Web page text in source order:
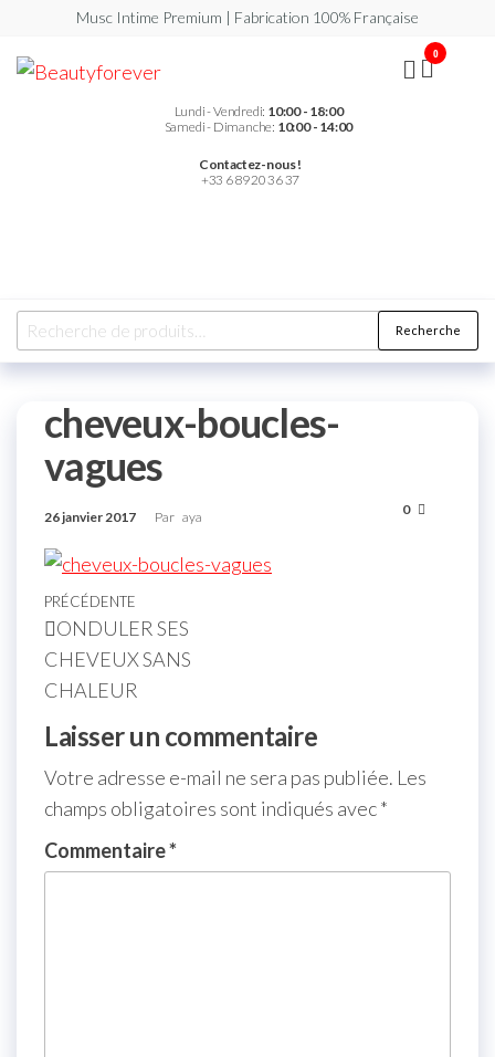
Musc Intime Premium | Fabrication 100% Française
Premium
Lundi - Vendredi: 10:00 - 18:00
Samedi - Dimanche: 10:00 - 14:00
Contactez-nous !
+33 6 89 20 36 37
0
Recherche
cheveux-boucles-
vagues
26 janvier 2017 Par aya 0
PRÉCÉDENTE
ONDULER SES
CHEVEUX SANS
CHALEUR
Laisser un commentaire
Votre adresse e-mail ne sera pas publiée. Les
champs obligatoires sont indiqués avec*
Commentaire*